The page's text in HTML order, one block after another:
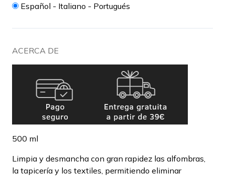
Español - Italiano - Portugués
ACERCA DE
500 ml
Limpia y desmancha con gran rapidez las alfombras,
la tapicería y los textiles, permitiendo eliminar